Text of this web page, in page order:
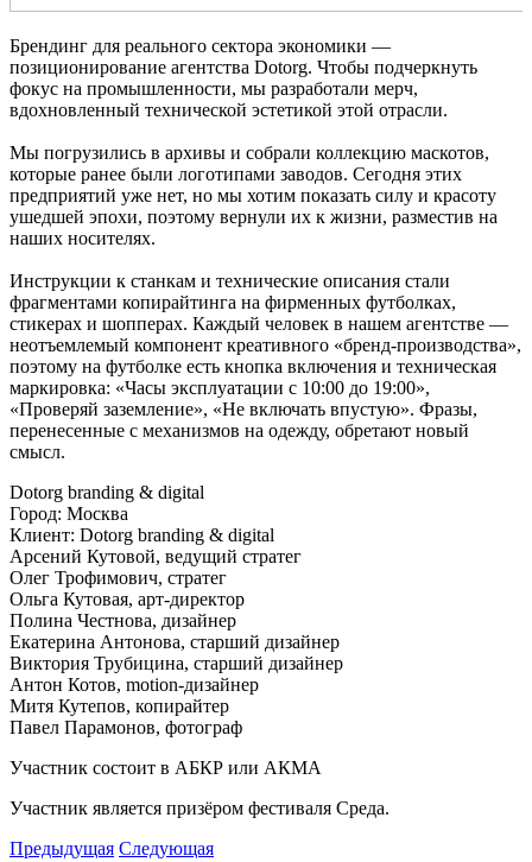
Брендинг для реального сектора экономики —
позиционирование агентства Dotorg. Чтобы подчеркнуть
фокус на промышленности, мы разработали мерч,
вдохновленный технической эстетикой этой отрасли.
Мы погрузились в архивы и собрали коллекцию маскотов,
которые ранее были логотипами заводов. Сегодня этих
предприятий уже нет, но мы хотим показать силу и красоту
ушедшей эпохи, поэтому вернули их к жизни, разместив на
наших носителях.
Инструкции к станкам и технические описания стали
фрагментами копирайтинга на фирменных футболках,
стикерах и шопперах. Каждый человек в нашем агентстве —
неотъемлемый компонент креативного «бренд-производства»,
поэтому на футболке есть кнопка включения и техническая
маркировка: «Часы эксплуатации с 10:00 до 19:00»,
«Проверяй заземление», «Не включать впустую». Фразы,
перенесенные с механизмов на одежду, обретают новый
смысл.
Dotorg branding & digital
Город: Москва
Клиент: Dotorg branding & digital
Арсений Кутовой, ведущий стратег
Олег Трофимович, стратег
Ольга Кутовая, арт-директор
Полина Честнова, дизайнер
Екатерина Антонова, старший дизайнер
Виктория Трубицина, старший дизайнер
Антон Котов, motion-дизайнер
Митя Кутепов, копирайтер
Павел Парамонов, фотограф
Участник состоит в АБКР или АКМА
Участник является призёром фестиваля Среда.
Предыдущая Следующая